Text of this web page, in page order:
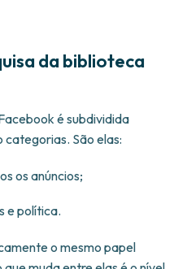
da biblioteca
é subdividida
São elas:
os anúncios;
e política.
o mesmo papel